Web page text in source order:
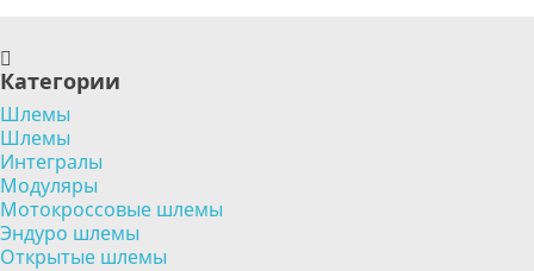
Категории
Шлемы
Шлемы
Интегралы
Модуляры
Мотокроссовые шлемы
Эндуро шлемы
Открытые шлемы